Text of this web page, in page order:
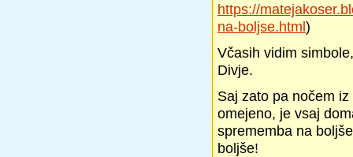
https://
na-boljse.html)
Včasih vidim
Divje.
Saj zato pa nočem
omejeno, je vsaj
sprememba na
boljše!